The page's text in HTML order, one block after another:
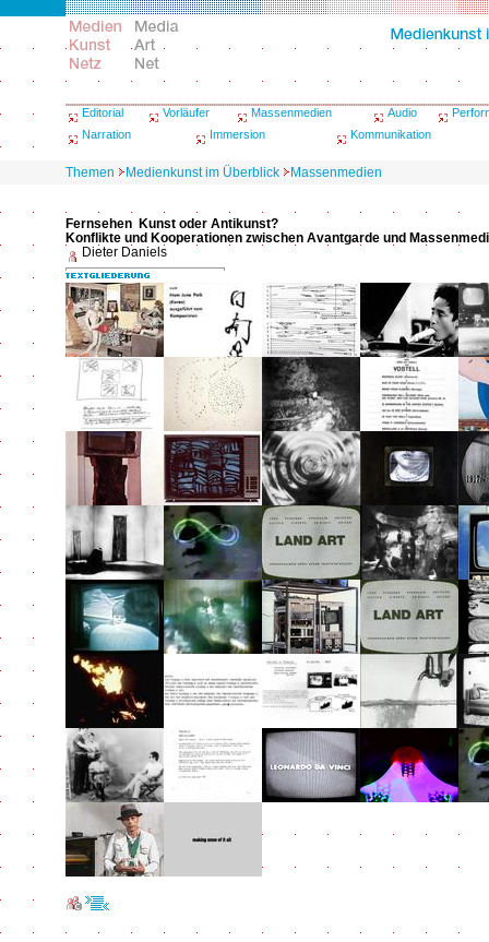
Editorial Vorläufer Massenmedien Audio
Narration
Immersion Kommunikation
Themen Medienkunst im Überblick Massenmedien
Fernsehen ­ Kunst oder Antikunst?
Konflikte und Kooperationen zwischen Avantgarde und
Dieter Daniels